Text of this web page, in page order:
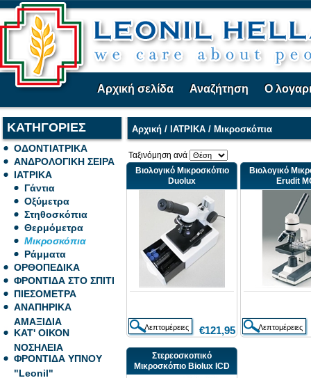
Αρχική σελίδα Αναζήτηση Ο
ΚΑΤΗΓΟΡΙΕΣ
ΟΔΟΝΤΙΑΤΡΙΚΑ
ΑΝΔΡΟΛΟΓΙΚΗ ΣΕΙΡΑ
ΙΑΤΡΙΚΑ
Γάντια
Οξύμετρα
Στηθοσκόπια
Θερμόμετρα
Μικροσκόπια
Ράμματα
ΟΡΘΟΠΕΔΙΚΑ
ΦΡΟΝΤΙΔΑ ΣΤΟ ΣΠΙΤΙ
ΠΙΕΣΟΜΕΤΡΑ
ΑΝΑΠΗΡΙΚΑ
ΑΜΑΞΙΔΙΑ
ΚΑΤ' ΟΙΚΟΝ
ΝΟΣΗΛΕΙΑ
ΦΡΟΝΤΙΔΑ ΥΠΝΟΥ
"Leonil"
Αρχική / ΙΑΤΡΙΚΑ / Μικροσκόπια
Ταξινόμηση ανά
Βιολογικό Μικροσκόπιο
Duolux
€121,95
Βιολογικό
Erudit
Στερεοσκοπικό
Μικροσκόπιο Biolux ICD